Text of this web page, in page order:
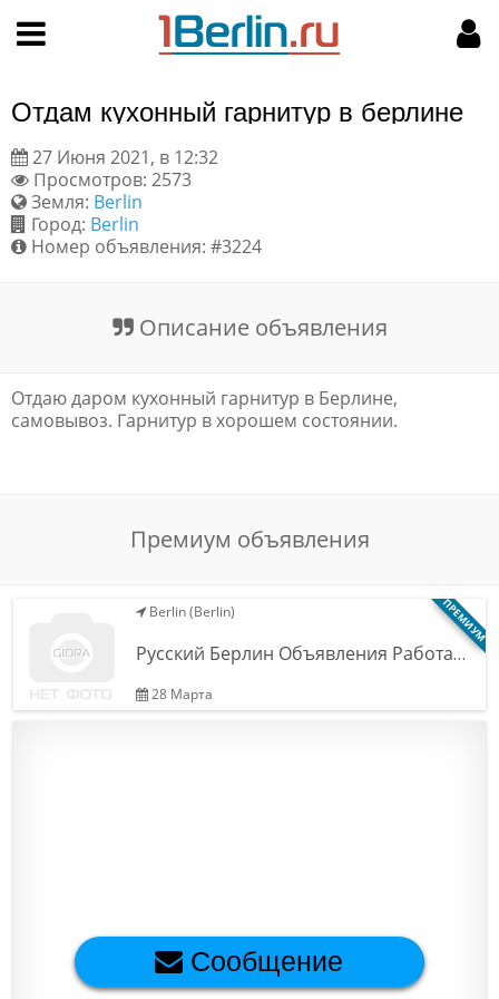
Поиск
Пользовательское соглашение
Правила доски объявлений
Цены на услуги
Новости и статьи
МОЙ АККАУНТ
Мои объявления
Отдам кухонный гарнитур в берлине
27 Июня 2021, в 12:32
Просмотров: 2573
Земля: Berlin
Город: Berlin
Номер объявления: #3224
Описание объявления
Отдаю даром кухонный гарнитур в Берлине,
самовывоз. Гарнитур в хорошем состоянии.
Премиум объявления
ПРЕМИУМ
Berlin (Berlin)
Русский Берлин Объявления Работа…
28 Марта
Сообщение